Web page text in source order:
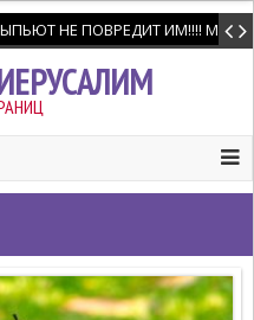
НЕ ПОВРЕДИТ ИМ!!!! Мне